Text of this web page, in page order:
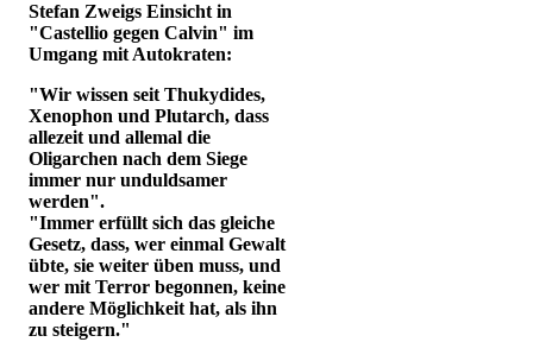
Stefan Zweigs Einsicht in
"Castellio gegen Calvin" im
Umgang mit Autokraten:
"Wir wissen seit Thukydides,
Xenophon und Plutarch, dass
allezeit und allemal die
Oligarchen nach dem Siege
immer nur unduldsamer
werden".
"Immer erfüllt sich das gleiche
Gesetz, dass, wer einmal Gewalt
übte, sie weiter üben muss, und
wer mit Terror begonnen, keine
andere Möglichkeit hat, als ihn
zu steigern."